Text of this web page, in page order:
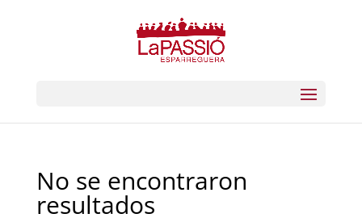
No se encontraron
resultados